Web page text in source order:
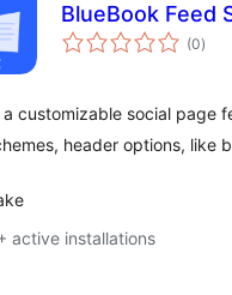
BlueBook Feed
(0)
a customizable social page
header options, like
active installations